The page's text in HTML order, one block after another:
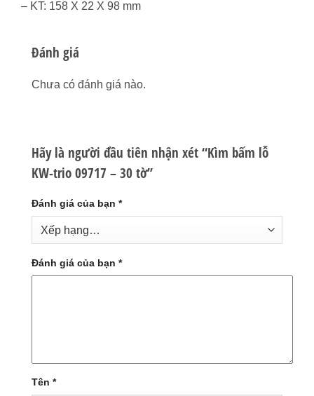
– KT: 158 X 22 X 98 mm
Đánh giá
Chưa có đánh giá nào.
Hãy là người đầu tiên nhận xét “Kìm bấm lỗ
KW-trio 09717 – 30 tờ”
Đánh giá của bạn *
Đánh giá của bạn *
Tên *